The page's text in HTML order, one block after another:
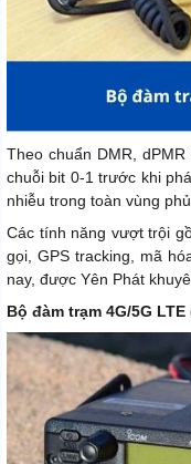
Theo chuẩn DMR,
chuỗi bit 0-1 trước khi
nhiễu trong toàn vùng phủ
Các tính năng vượt trội
gọi, GPS tracking, mã
nay, được Yên Phát
Bộ đàm trạm 4G/5G LTE